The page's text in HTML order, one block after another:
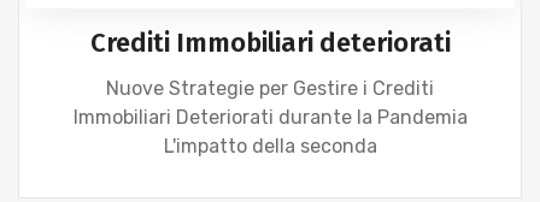
Crediti Immobiliari deteriorati
Nuove Strategie per Gestire i Crediti
Immobiliari Deteriorati durante la Pandemia
L'impatto della seconda